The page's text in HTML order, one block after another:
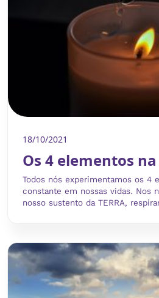
18/10/2021
Os 4 elementos
Todos nós experimentamos os 4
constante em nossas vidas. Nos
nosso sustento da TERRA,